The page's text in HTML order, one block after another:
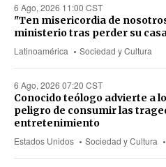
6 Ago, 2026 11:00 CST
Latinoamérica Sociedad y Cultura
"Ten misericordia de
ministerio tras perder su
6 Ago, 2026 07:20 CST
Estados Unidos Sociedad y Cultura
Conocido teólogo advierte a
peligro de consumir las
entretenimiento